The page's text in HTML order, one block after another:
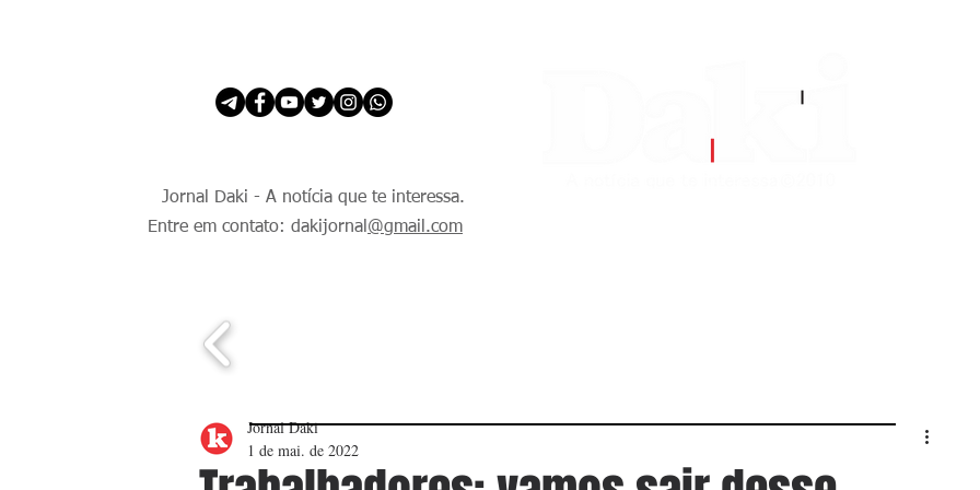
Jornal Daki - A notícia que te interessa.
Entre em contato: dakijornal @gmail.com
Jornal Daki
1 de mai. de 2022